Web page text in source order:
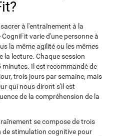
à l'entraînement à la
varie d'une personne à
la même agilité ou les mêmes
la lecture. Chaque session
Il est recommandé de
trois jours par semaine, mais
qui nous diront s'il est
de la compréhension de la
se compose de trois
de stimulation cognitive pour